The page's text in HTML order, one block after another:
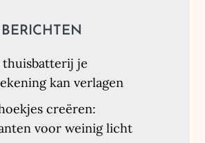
thuisbatterij je
kan verlagen
creëren:
voor weinig licht